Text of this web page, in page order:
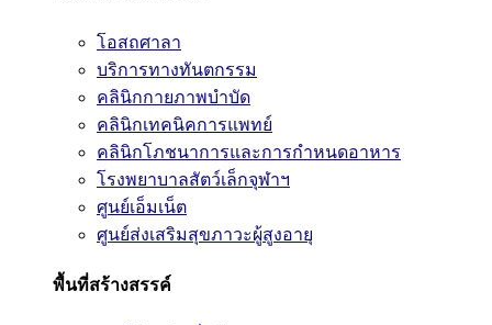
โอสถศาลา
บริการทางทันตกรรม
คลินิกกายภาพบำบัด
คลินิกเทคนิคการแพทย์
คลินิกโภชนาการและการกำหนดอาหาร
โรงพยาบาลสัตว์เล็กจุฬาฯ
ศูนย์เอ็มเน็ต
ศูนย์ส่งเสริมสุขภาวะผู้สูงอายุ
พื้นที่สร้างสรรค์